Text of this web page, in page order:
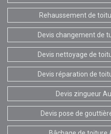
Rehaussement de
Devis changement de
Devis nettoyage de
Devis réparation de
Devis zingueur
Devis pose de